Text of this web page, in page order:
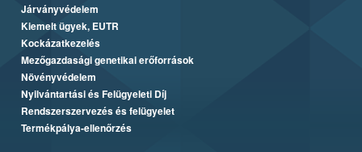
Járványvédelem
Kiemelt ügyek, EUTR
Kockázatkezelés
Mezőgazdasági genetikai erőforrások
Növényvédelem
Nyilvántartási és Felügyeleti Díj
Rendszerszervezés és felügyelet
Termékpálya-ellenőrzés